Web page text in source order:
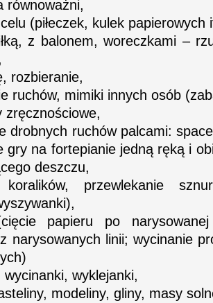
równoważni,
(piłeczek, kulek papierowych
z balonem, woreczkami –
rozbieranie,
ruchów, mimiki innych osób
zręcznościowe,
drobnych ruchów palcami:
gry na fortepianie jedną ręką i
deszczu,
koralików, przewlekanie
papieru po
narysowanych linii; wycinanie
wycinanki, wyklejanki,
modeliny, gliny, masy